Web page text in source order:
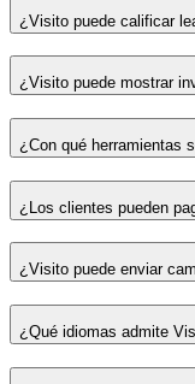
¿Visito puede calificar
¿Visito puede mostrar
¿Con qué herramientas
¿Los clientes pueden
¿Visito puede enviar
¿Qué idiomas admite